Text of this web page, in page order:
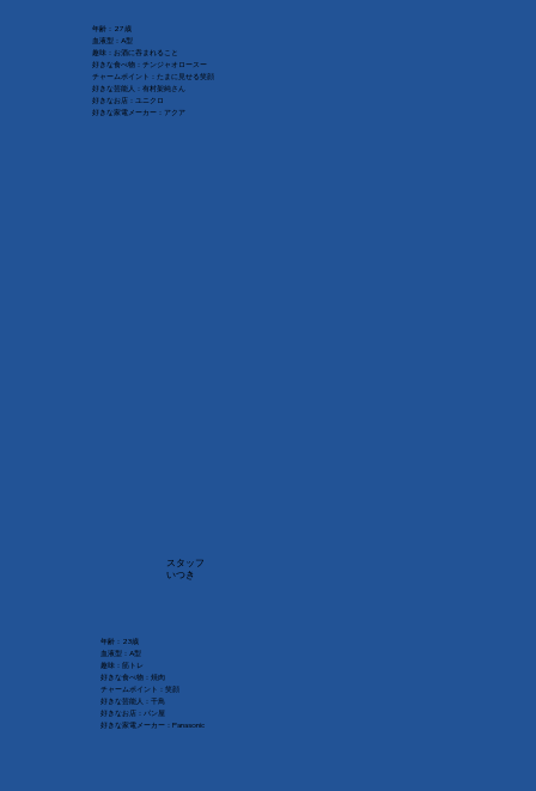
年齢：23歳
血液型：A型
趣味：筋トレ
好きな食べ物：焼肉
チャームポイント：笑顔
好きな芸能人：千鳥
好きなお店：パン屋
好きな家電メーカー：Panasonic
年齢：27歳
血液型：A型
趣味：お酒に吞まれること
好きな食べ物：チンジャオロースー
チャームポイント：たまに見せる笑顔
好きな芸能人：有村架純さん
好きなお店：ユニクロ
好きな家電メーカー：アクア
スタッフ
いつき